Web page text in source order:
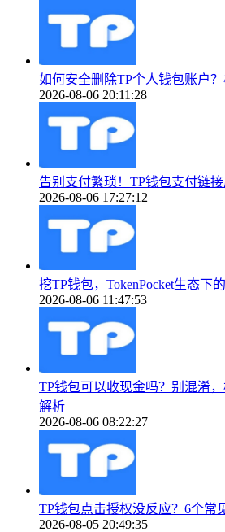
如何安全删除TP个人钱包账户
2026-08-06 20:11:28
告别支付繁琐！TP钱包支付链
2026-08-06 17:27:12
挖TP钱包，TokenPocket生态下
2026-08-06 11:47:53
TP钱包可以收现金吗？别混淆
解析
2026-08-06 08:22:27
TP钱包点击授权没反应？6个常
2026-08-05 20:49:35